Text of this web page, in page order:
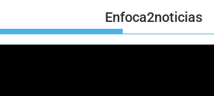
Enfoca2noticias